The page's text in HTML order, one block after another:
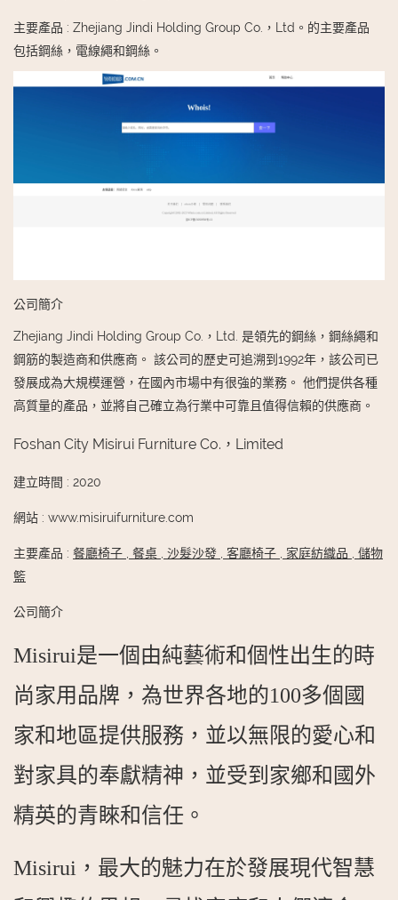
主要產品 : Zhejiang Jindi Holding Group Co.，Ltd。的主要產品
包括鋼絲，電線繩和鋼絲。
公司簡介
Zhejiang Jindi Holding Group Co.，Ltd. 是領先的鋼絲，鋼絲繩和
鋼筋的製造商和供應商。 該公司的歷史可追溯到1992年，該公司已
發展成為大規模運營，在國內市場中有很強的業務。 他們提供各種
高質量的產品，並將自己確立為行業中可靠且值得信賴的供應商。
Foshan City Misirui Furniture Co.，Limited
建立時間 : 2020
網站 : www.misiruifurniture.com
主要產品 : 餐廳椅子 餐桌 沙髮沙發 客廳椅子 家庭紡織品
儲物
籃
公司簡介
Misirui是一個由純藝術和個性出生的時
尚家用品牌，為世界各地的100多個國
家和地區提供服務，並以無限的愛心和
對家具的奉獻精神，並受到家鄉和國外
精英的青睞和信任。
Misirui，最大的魅力在於發展現代智慧